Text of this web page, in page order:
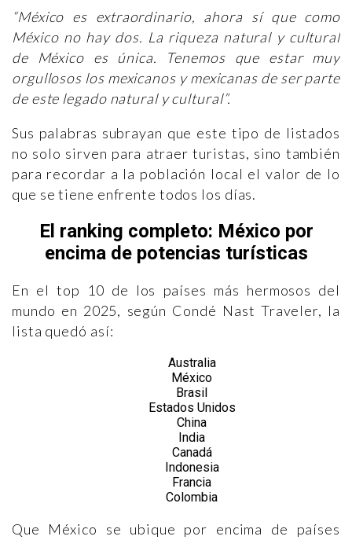
“México es extraordinario, ahora sí que como
México no hay dos. La riqueza natural y cultural
de México es única. Tenemos que estar muy
orgullosos los mexicanos y mexicanas de ser parte
de este legado natural y cultural”.
Sus palabras subrayan que este tipo de listados
no solo sirven para atraer turistas, sino también
para recordar a la población local el valor de lo
que se tiene enfrente todos los días.
El ranking completo: México por
encima de potencias turísticas
En el top 10 de los países más hermosos del
mundo en 2025, según Condé Nast Traveler, la
lista quedó así:
Australia
México
Brasil
Estados Unidos
China
India
Canadá
Indonesia
Francia
Colombia
Que México se ubique por encima de países